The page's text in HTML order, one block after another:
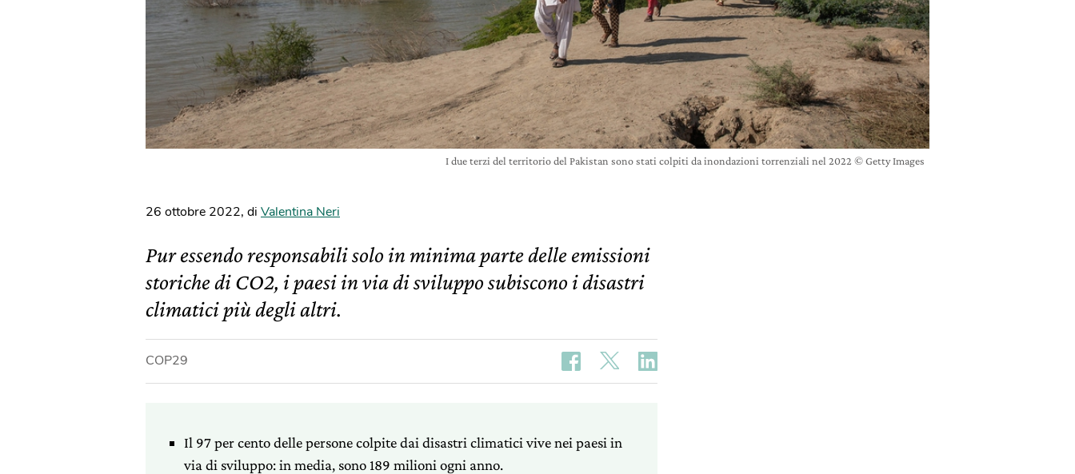
I due terzi del territorio del Pakistan sono stati colpiti da inondazioni torrenziali nel 2022 © Getty Images
26 ottobre 2022, di Valentina Neri
Pur essendo responsabili solo in minima parte delle emissioni
storiche di CO2, i paesi in via di sviluppo subiscono i disastri
climatici più degli altri.
COP29
Il 97 per cento delle persone colpite dai disastri climatici vive nei paesi in
via di sviluppo: in media, sono 189 milioni ogni anno.